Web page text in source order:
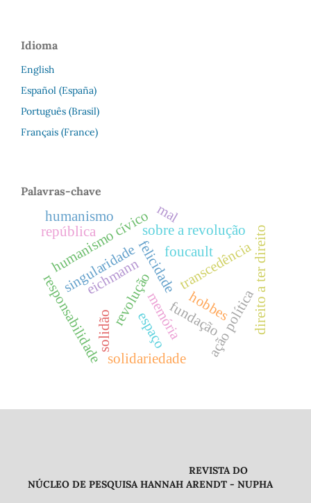
Idioma
English
Español (España)
Português (Brasil)
Français (France)
Palavras-chave
fundação
felicidade
espaço
singularidade
responsabilidaderevolução
transcedência
ação políticadireito a ter direito
solidariedade
sobre a revolução
solidão
foucault
humanismo cívico
hobbes
eichmann
memória
república
humanismo mal
REVISTA DO
NÚCLEO DE PESQUISA HANNAH ARENDT - NUPHA